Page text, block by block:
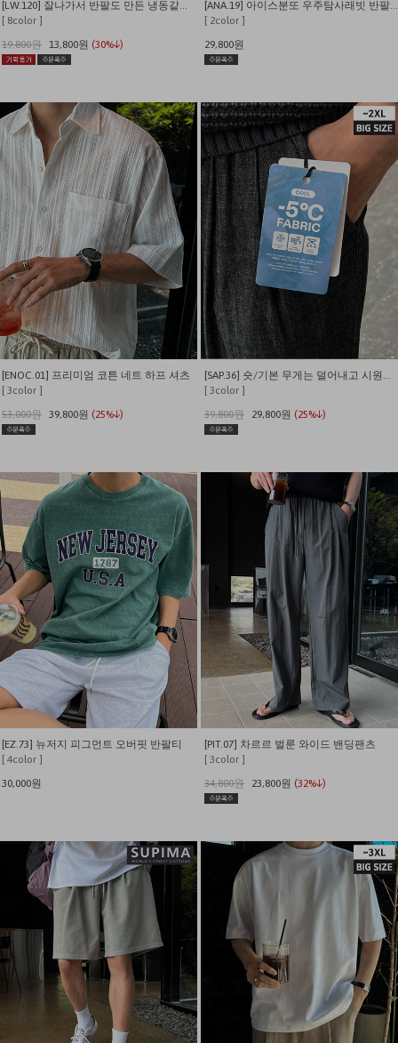
[ 8color ]
19,800원 13,800원 (30%↓)
[ 2color ]
29,800원
[ENOC.01] 프리미엄 코튼 네트 하프 셔츠
[ 3color ]
53,000원 39,800원 (25%↓)
[ 3color ]
39,800원
29,800원 (25%↓)
[EZ.73] 뉴저지 피그먼트 오버핏 반팔티
[ 4color ]
30,000원
[PIT.07] 차르르 벌룬 와이드 밴딩팬츠
[ 3color ]
34,800원
23,800원 (32%↓)